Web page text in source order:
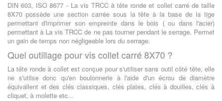
DIN 603, ISO 8677 - La vis TRCC à tête ronde et collet carré de taille
8X70 possède une section carrée sous la tête à la base de la tige
permettant d'imprimer son empreinte dans le bois ( ou dans l'acier)
permettant à La vis TRCC de ne pas tourner pendant le serrage. Permet
un gain de temps non négligeable lors du serrage.
Quel outillage pour vis collet carré 8X70 ?
La tête ronde à collet est conçue pour s'utiliser sans outil côté tête, elle
ne s'utilse donc qu'en boulonnerie à l'aide d'un écrou de diamètre
équivallent et des clés classiques, clés plates, clés à douilles, clés à
cliquet, à molette etc...